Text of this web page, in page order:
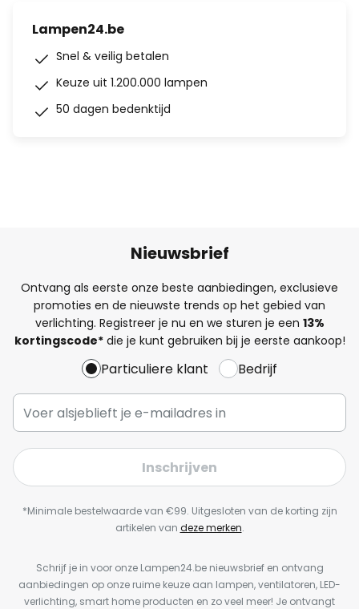
Lampen24.be
Snel & veilig betalen
Keuze uit 1.200.000 lampen
50 dagen bedenktijd
Nieuwsbrief
Ontvang als eerste onze beste aanbiedingen, exclusieve
promoties en de nieuwste trends op het gebied van
verlichting. Registreer je nu en we sturen je een 13%
kortingscode*die je kunt gebruiken bij je eerste aankoop!
Particuliere klant Bedrijf
Inschrijven
*Minimale bestelwaarde van €99. Uitgesloten van de korting zijn
artikelen van deze merken.
Schrijf je in voor onze Lampen24.be nieuwsbrief en ontvang
aanbiedingen op onze ruime keuze aan lampen, ventilatoren, LED-
verlichting, smart home producten en zo veel meer! Je ontvangt